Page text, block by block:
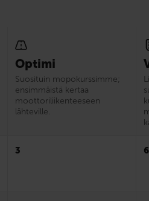
Optimi
Suosituin mopokurssimme;
ensimmäistä kertaa
moottoriliikenteeseen
lähteville.
3 6